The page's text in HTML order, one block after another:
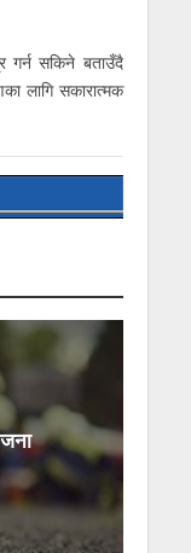
गर्न सकिने बताउँदै
लागि सकारात्मक